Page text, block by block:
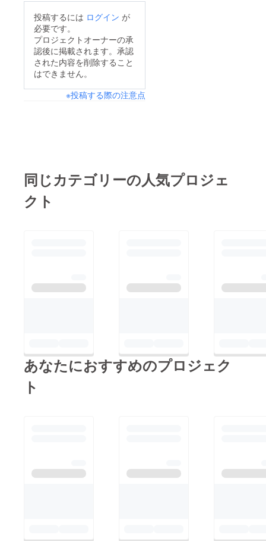
投稿するには ログイン が
必要です。
プロジェクトオーナーの承
認後に掲載されます。承認
された内容を削除すること
はできません。
※投稿する際の注意点
同じカテゴリーの人気プロジェ
クト
あなたにおすすめのプロジェク
ト